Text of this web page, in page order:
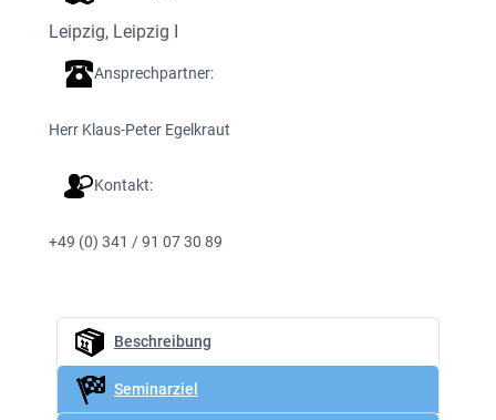
Leipzig, Leipzig I
Ansprechpartner:
Herr Klaus-Peter Egelkraut
Kontakt:
+49 (0) 341 / 91 07 30 89
Beschreibung
Seminarziel